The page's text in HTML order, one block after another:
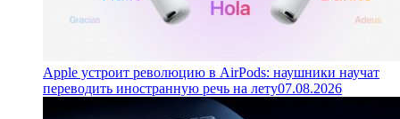
Apple устроит революцию в AirPods: наушники научат
переводить иностранную речь на лету07.08.2026